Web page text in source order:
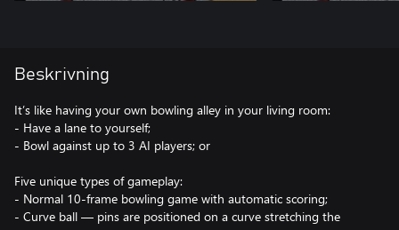
Beskrivning
It’s like having your own bowling alley in your living room:
- Have a lane to yourself;
- Bowl against up to 3 AI players; or
Five unique types of gameplay:
- Normal 10-frame bowling game with automatic scoring;
- Curve ball — pins are positioned on a curve stretching the